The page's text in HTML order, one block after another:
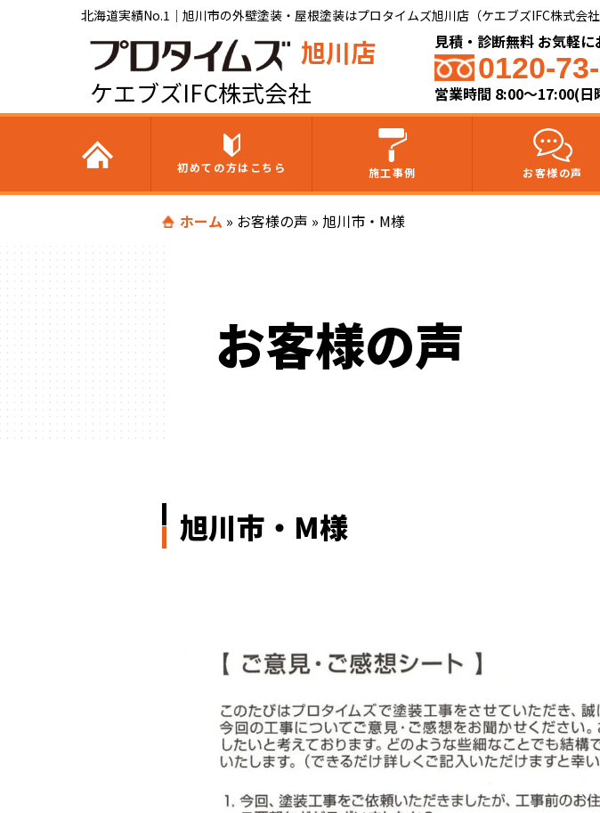
北海道実績No.1｜旭川市の外壁塗装・屋根塗装はプロタイムズ旭川店（ケエブズIFC株式会社
旭川店
ケエブズIFC株式会社
見積・診断無料 お気軽
0120-
営業時間 8:00～17:00(
初めての方はこちら 施工事例 お客様の声
ホーム » お客様の声 » 旭川市・M様
お客様の声
旭川市・M様